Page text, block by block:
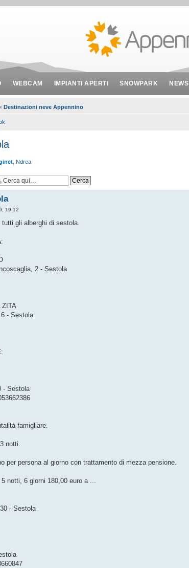
WEBCAM IMPIANTI APERTI SNOWPARK NEWS
‹ Destinazioni neve Appennino
Ndrea
19:12
gli alberghi di sestola.
:
2 - Sestola
ZITA
- Sestola
:
- Sestola
famigliare.
notti.
per persona al giorno con trattamento di mezza pensione.
notti, 6 giorni 180,00 euro a ...
- Sestola